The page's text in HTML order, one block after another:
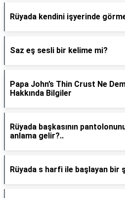
Rüyada kendini işyerinde
Saz eş sesli bir kelime mi?
Papa John’s Thin Crust Ne
Hakkında Bilgiler
Rüyada başkasının
anlama gelir?..
Rüyada s harfi ile başlayan bir